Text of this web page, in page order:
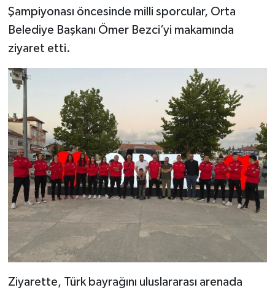
Şampiyonası öncesinde milli sporcular, Orta
Belediye Başkanı Ömer Bezci’yi makamında
ziyaret etti.
Ziyarette, Türk bayrağını uluslararası arenada